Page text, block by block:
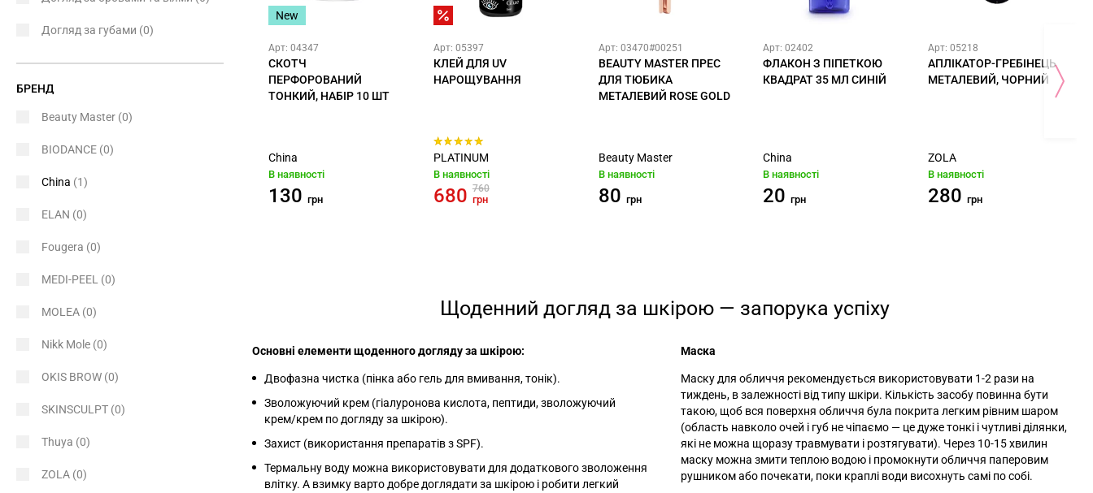
New
Арт: 04347
СКОТЧ
ПЕРФОРОВАНИЙ
ТОНКИЙ, НАБІР 10 ШТ
China
В наявності
130 грн
Арт: 05397
КЛЕЙ ДЛЯ UV
НАРОЩУВАННЯ
PLATINUM
В наявності
680 760
грн
Арт: 03470#00251
BEAUTY MASTER ПРЕС
ДЛЯ ТЮБИКА
МЕТАЛЕВИЙ ROSE GOLD
Beauty Master
В наявності
80 грн
Арт: 02402
ФЛАКОН З ПІПЕТКОЮ
КВАДРАТ 35 МЛ СИНІЙ
China
В наявності
20 грн
Арт: 05218
АПЛІКАТОР-ГРЕБІНЕЦЬ
МЕТАЛЕВИЙ, ЧОРНИЙ
ZOLA
В наявності
280 грн
Щоденний догляд за шкірою — запорука успіху
Основні елементи щоденного догляду за шкірою:
Двофазна чистка (пінка або гель для вмивання, тонік).
Зволожуючий крем (гіалуронова кислота, пептиди, зволожуючий
крем/крем по догляду за шкірою).
Захист (використання препаратів з SPF).
Термальну воду можна використовувати для додаткового зволоження
влітку. А взимку варто добре доглядати за шкірою і робити легкий
Маска
Маску для обличчя рекомендується використовувати 1-2 рази на
тиждень, в залежності від типу шкіри. Кількість засобу повинна бути
такою, щоб вся поверхня обличчя була покрита легким рівним шаром
(область навколо очей і губ не чіпаємо — це дуже тонкі і чутливі ділянки,
які не можна щоразу травмувати і розтягувати). Через 10-15 хвилин
маску можна змити теплою водою і промокнути обличчя паперовим
рушником або почекати, поки краплі води висохнуть самі по собі.
Догляд за губами (0)
БРЕНД
Beauty Master (0)
BIODANCE (0)
China (1)
ELAN (0)
Fougera (0)
MEDI-PEEL (0)
MOLEA (0)
Nikk Mole (0)
OKIS BROW (0)
SKINSCULPT (0)
Thuya (0)
ZOLA (0)